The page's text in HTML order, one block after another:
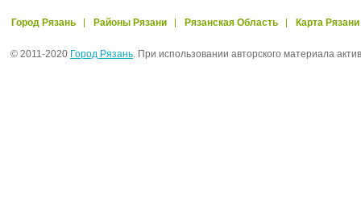
Город Рязань Районы Рязани Рязанская Область Карта Рязани
© 2011-2020 Город Рязань. При использовании авторского материала